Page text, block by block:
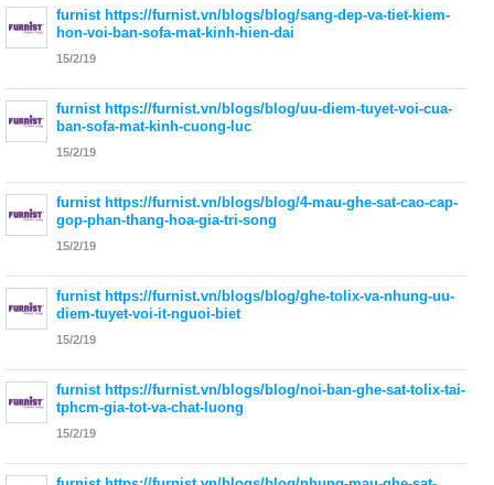
furnist https://furnist.vn/blogs/blog/sang-dep-va-tiet-kiem-
hon-voi-ban-sofa-mat-kinh-hien-dai
15/2/19
furnist https://furnist.vn/blogs/blog/uu-diem-tuyet-voi-cua-
ban-sofa-mat-kinh-cuong-luc
15/2/19
furnist https://furnist.vn/blogs/blog/4-mau-ghe-sat-cao-cap-
gop-phan-thang-hoa-gia-tri-song
15/2/19
furnist https://furnist.vn/blogs/blog/ghe-tolix-va-nhung-uu-
diem-tuyet-voi-it-nguoi-biet
15/2/19
furnist https://furnist.vn/blogs/blog/noi-ban-ghe-sat-tolix-tai-
tphcm-gia-tot-va-chat-luong
15/2/19